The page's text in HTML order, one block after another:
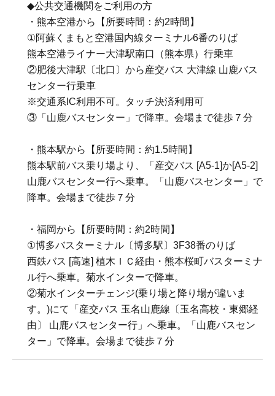
◆公共交通機関をご利用の方
・熊本空港から【所要時間：約2時間】
①阿蘇くまもと空港国内線ターミナル6番のりば
熊本空港ライナー大津駅南口（熊本県）行乗車
②肥後大津駅〔北口〕から産交バス 大津線 山鹿バス
センター行乗車
※交通系IC利用不可。タッチ決済利用可
③「山鹿バスセンター」で降車。会場まで徒歩７分
・熊本駅から【所要時間：約1.5時間】
熊本駅前バス乗り場より、「産交バス [A5-1]か[A5-2]
山鹿バスセンター行へ乗車。「山鹿バスセンター」で
降車。会場まで徒歩７分
・福岡から【所要時間：約2時間】
①博多バスターミナル〔博多駅〕3F38番のりば
西鉄バス [高速] 植木ＩＣ経由・熊本桜町バスターミナ
ル行へ乗車。菊水インターで降車。
②菊水インターチェンジ(乗り場と降り場が違いま
す。)にて「産交バス 玉名山鹿線〔玉名高校・東郷経
由〕 山鹿バスセンター行」へ乗車。「山鹿バスセン
ター」で降車。会場まで徒歩７分